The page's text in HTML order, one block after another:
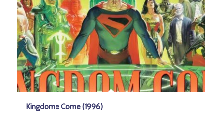
Kingdome Come (1996)